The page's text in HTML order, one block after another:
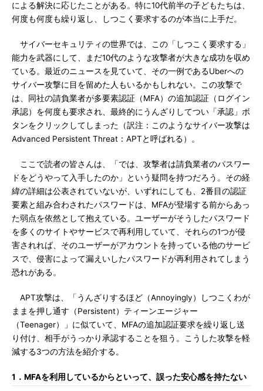
による解決に応じたことがある。特に10代前半の子どもたちは、
何度も何度も繰り返し、しつこく要求するのが本当に上手だ。
サイバーセキュリティの世界では、この「しつこく要求する」
能力を武器にして、まだ10代のような攻撃者が大きな成功を収め
ている。最近のニュースを見ていて、その一例であるUberへの
サイバー攻撃に目を留めた人もいるかもしれない。この攻撃で
は、同社の請負業者が多要素認証（MFA）の追加認証（ログイン
承認）を何度も要求され、最終的にうんざりしてつい「承認」ボ
タンをクリックしてしまった（訳注：このようなサイバー攻撃は
Advanced Persistent Threat：APTと呼ばれる）。
ここで読者の皆さんは、「では、攻撃者は請負業者のパスワー
ドをどうやって入手したのか」という疑問を持つだろう。その経
緯の詳細は公表されていないが、いずれにしても、2番目の認証
要素と組み合わされたパスワードは、MFAが登場する前からあっ
た弱点を依然として抱えている。ユーザーがそうしたパスワード
を多くのサイトやサービスで再利用していて、それらの1つが侵
害されれば、そのユーザーがアカウントを持っている他のサービ
スで、侵害によって漏えいしたパスワードが再利用されてしまう
恐れがある。
APT攻撃は、「うんざりするほど（Annoyingly）しつこくわが
ままを押し通す（Persistent）ティーンエージャー
（Teenager）」に似ていて、MFAの追加認証要求を繰り返し送
り付け、相手がうっかり承認することを狙う。こうした攻撃を軽
減する3つの方法を紹介する。
1．MFAを利用しているからといって、誤った安心感を持たない